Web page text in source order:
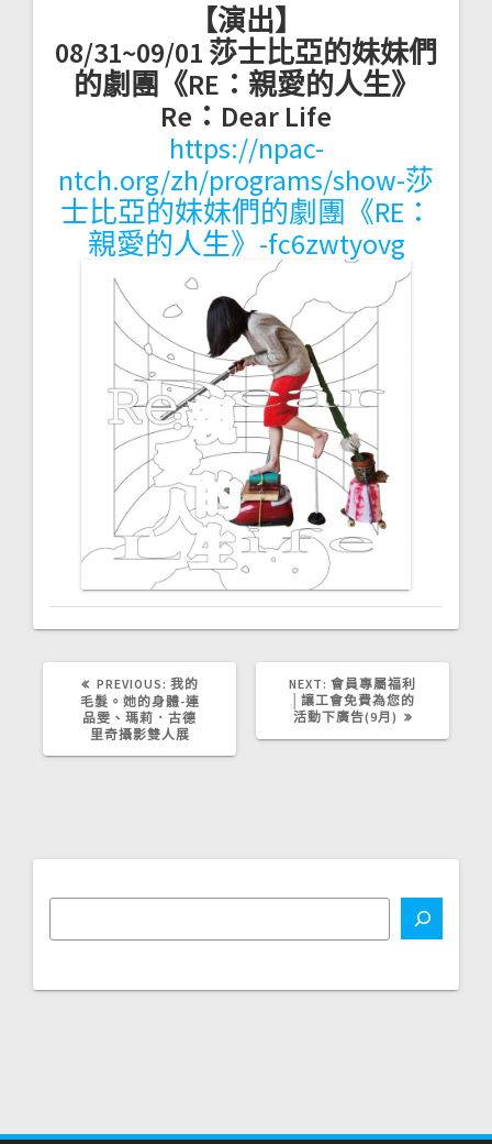
【演出】
08/31~09/01 莎士比亞的妹妹們
的劇團《RE：親愛的人生》
Re：Dear Life
https://npac-
ntch.org/zh/programs/show-莎
士比亞的妹妹們的劇團《RE：
親愛的人生》-fc6zwtyovg
PREVIOUS: PREVIOUS
POST:
我的
毛髮。她的身體-連
品雯、瑪莉．古德
里奇攝影雙人展
NEXT: NEXT
POST:
會員專屬福利
│讓工會免費為您的
活動下廣告(9月)